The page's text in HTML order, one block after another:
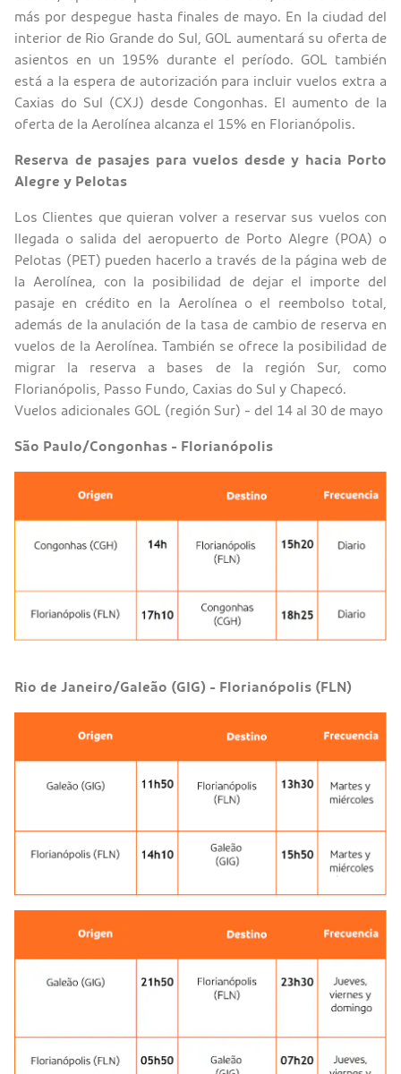
más por despegue hasta finales de mayo. En la ciudad del
interior de Rio Grande do Sul, GOL aumentará su oferta de
asientos en un 195% durante el período. GOL también
está a la espera de autorización para incluir vuelos extra a
Caxias do Sul (CXJ) desde Congonhas. El aumento de la
oferta de la Aerolínea alcanza el 15% en Florianópolis.
Reserva de pasajes para vuelos desde y hacia Porto
Alegre y Pelotas
Los Clientes que quieran volver a reservar sus vuelos con
llegada o salida del aeropuerto de Porto Alegre (POA) o
Pelotas (PET) pueden hacerlo a través de la página web de
la Aerolínea, con la posibilidad de dejar el importe del
pasaje en crédito en la Aerolínea o el reembolso total,
además de la anulación de la tasa de cambio de reserva en
vuelos de la Aerolínea. También se ofrece la posibilidad de
migrar la reserva a bases de la región Sur, como
Florianópolis, Passo Fundo, Caxias do Sul y Chapecó.
Vuelos adicionales GOL (región Sur) - del 14 al 30 de mayo
São Paulo/Congonhas - Florianópolis
Rio de Janeiro/Galeão (GIG) - Florianópolis (FLN)